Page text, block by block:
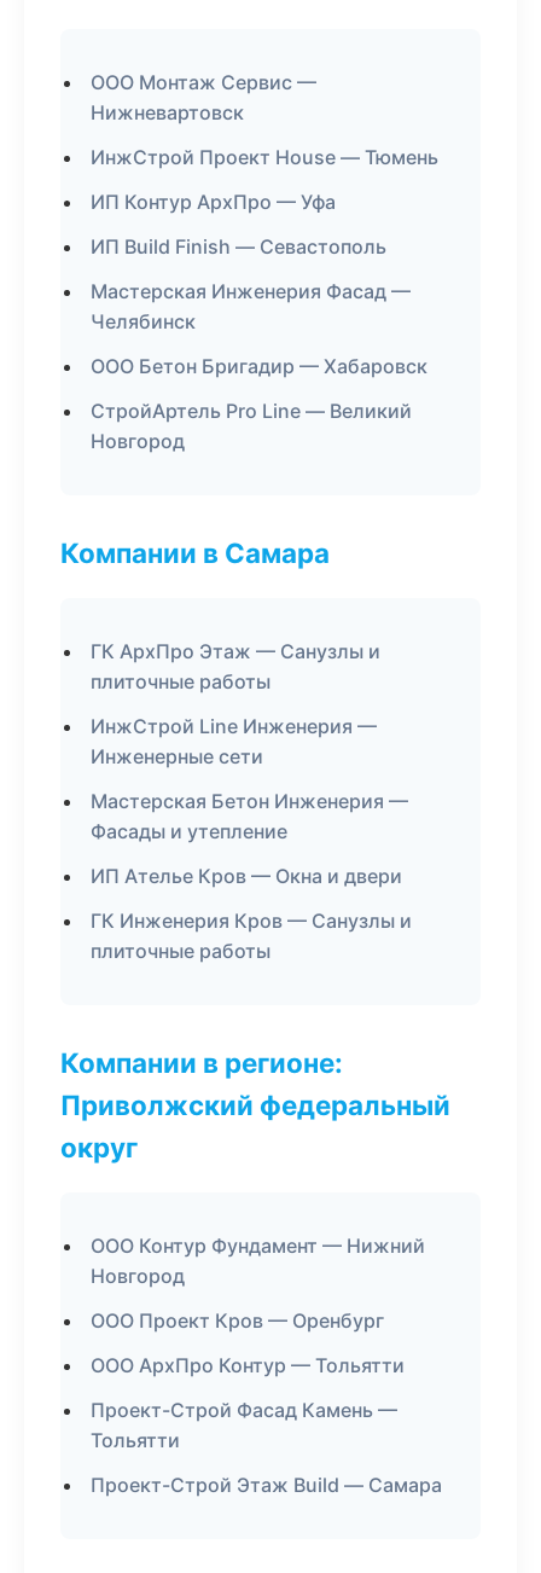
ООО Монтаж Сервис —
Нижневартовск
ИнжСтрой Проект House — Тюмень
ИП Контур АрхПро — Уфа
ИП Build Finish — Севастополь
Мастерская Инженерия Фасад —
Челябинск
ООО Бетон Бригадир — Хабаровск
СтройАртель Pro Line — Великий
Новгород
Компании в Самара
ГК АрхПро Этаж — Санузлы и
плиточные работы
ИнжСтрой Line Инженерия —
Инженерные сети
Мастерская Бетон Инженерия —
Фасады и утепление
ИП Ателье Кров — Окна и двери
ГК Инженерия Кров — Санузлы и
плиточные работы
Компании в регионе:
Приволжский федеральный
округ
ООО Контур Фундамент — Нижний
Новгород
ООО Проект Кров — Оренбург
ООО АрхПро Контур — Тольятти
Проект-Строй Фасад Камень —
Тольятти
Проект-Строй Этаж Build — Самара